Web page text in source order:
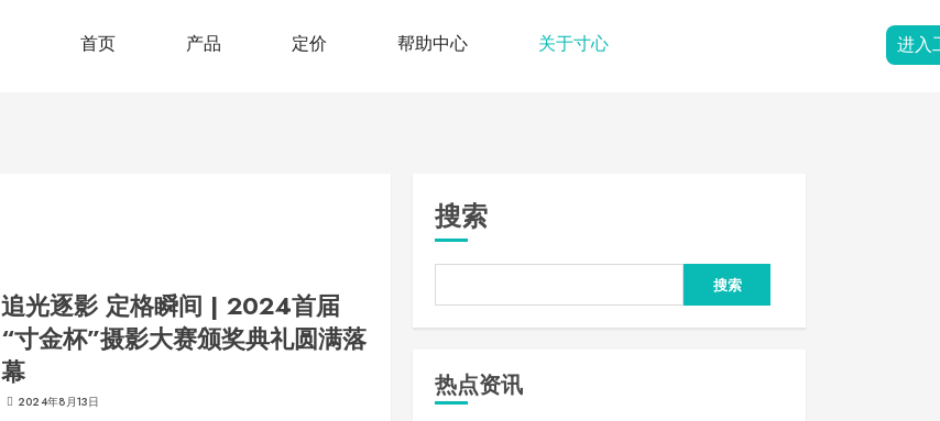
进入
首页 产品
动感MV
定价 帮助中心 关于寸心
追光逐影 定格瞬间 | 2024首届
“寸金杯”摄影大赛颁奖典礼圆满落
幕
2024年8月13日
搜索
搜索
热点资讯